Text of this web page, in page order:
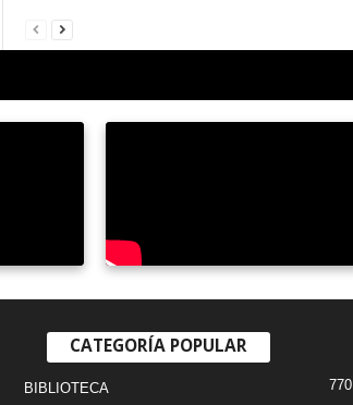
CATEGORÍA POPULAR
BIBLIOTECA 770